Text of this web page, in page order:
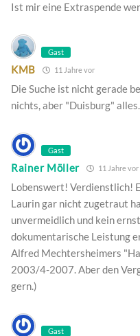
Ist mir eine Extraspende
Gast
KMB 11 Jahre vor
Die Suche ist nicht gerade
nichts, aber "Duisburg" alles.
Gast
Rainer Möller 11 Jahre vor
Lobenswert! Verdienstlich!
Laurin gar nicht zugetraut
unvermeidlich und kein
dokumentarische Leistung
Alfred Mechtersheimers
2003/4-2007. Aber den
gern.)
Gast